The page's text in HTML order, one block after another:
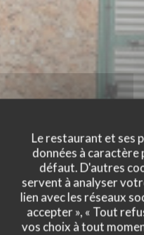
Le restaurant et ses
données à caractère
défaut. D'autres
servent à analyser
lien avec les réseaux
accepter », « Tout
vos choix à tout